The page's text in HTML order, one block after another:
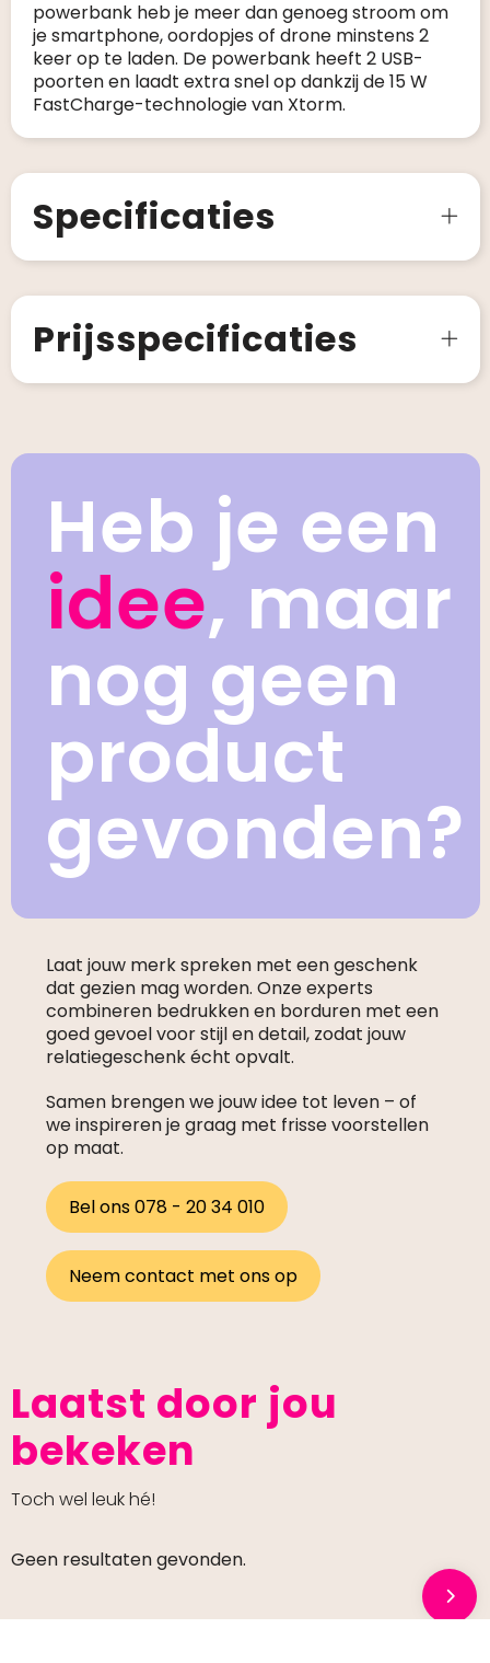
powerbank heb je meer dan genoeg stroom om
je smartphone, oordopjes of drone minstens 2
keer op te laden. De powerbank heeft 2 USB-
poorten en laadt extra snel op dankzij de 15 W
FastCharge-technologie van Xtorm.
Specificaties
Prijsspecificaties
Heb je een
idee, maar
nog geen
product
gevonden?
Laat jouw merk spreken met een geschenk
dat gezien mag worden. Onze experts
combineren bedrukken en borduren met een
goed gevoel voor stijl en detail, zodat jouw
relatiegeschenk écht opvalt.
Samen brengen we jouw idee tot leven – of
we inspireren je graag met frisse voorstellen
op maat.
Bel ons 078 - 20 34 010
Neem contact met ons op
Laatst door jou
bekeken
Toch wel leuk hé!
Geen resultaten gevonden.